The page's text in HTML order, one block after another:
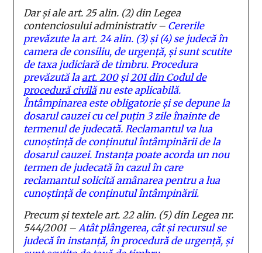
Dar și ale art. 25 alin. (2) din Legea
contenciosului administrativ – Cererile
prevăzute laart. 24 alin. (3)și (4)se judecă în
camera de consiliu, de urgență, și sunt scutite
de taxa judiciară de timbru. Procedura
prevăzută laart. 200și201 din Codul de
procedură civilănu este aplicabilă.
Întâmpinarea este obligatorie și se depune la
dosarul cauzei cu cel puțin 3 zile înainte de
termenul de judecată. Reclamantul va lua
cunoștință de conținutul întâmpinării de la
dosarul cauzei. Instanța poate acorda un nou
termen de judecată în cazul în care
reclamantul solicită amânarea pentru a lua
cunoștință de conținutul întâmpinării.
Precum și textele art. 22 alin. (5) din Legea nr.
544/2001 – Atât plângerea, cât și recursul se
judecă în instanță, în procedură de urgență, și